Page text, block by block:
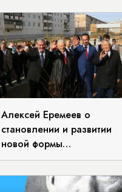
Алексей Еремеев о
становлении и развитии
новой формы
государственности Якутии